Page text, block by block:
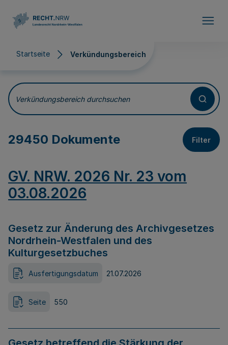
Startseite Verkündungsbereich
Verkündungsbereich
Verkündungsbereich durchsuchen
29450 Dokumente Filter
GV. NRW. 2026 Nr. 23 vom
03.08.2026
Gesetz zur Änderung des Archivgesetzes
Nordrhein-Westfalen und des
Kulturgesetzbuches
Ausfertigungsdatum 21.07.2026
Seite 550